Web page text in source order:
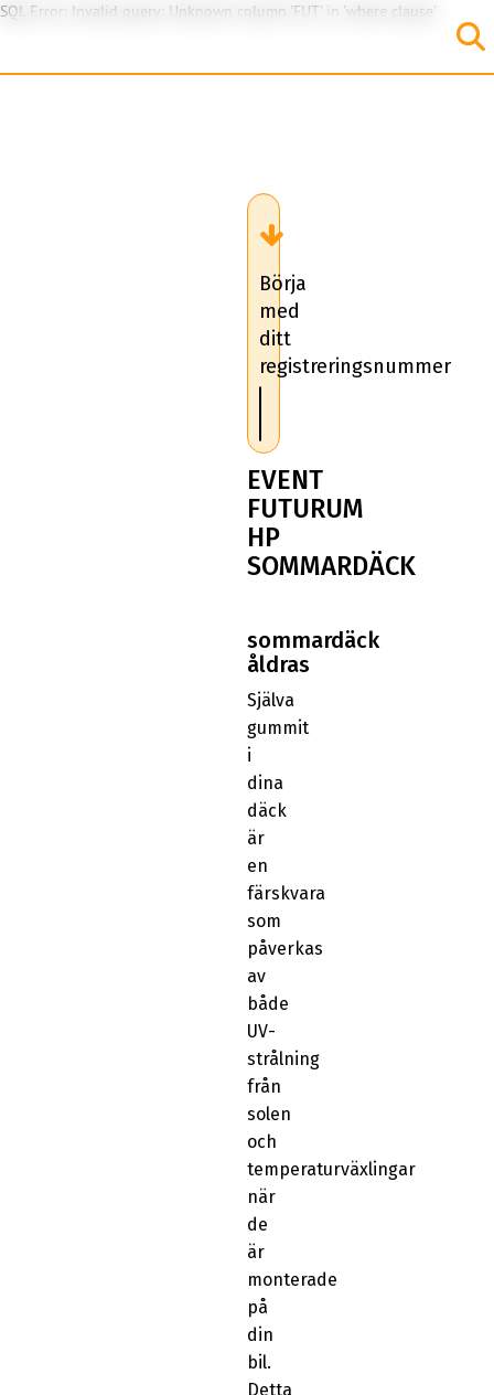
SQL Error: Invalid query: Unknown column 'FUT' in 'where clause'
Börja
med
ditt
registreringsnummer
EVENT
FUTURUM
HP
SOMMARDÄCK
sommardäck
åldras
Själva
gummit
i
dina
däck
är
en
färskvara
som
påverkas
av
både
UV-
strålning
från
solen
och
temperaturväxlingar
när
de
är
monterade
på
din
bil.
Detta